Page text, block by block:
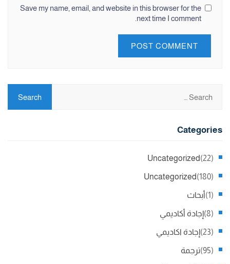
Save my name, email, and website in this browser for the
next time I comment.
Categories
Uncategorized (22)
Uncategorized (180)
أبحاث (1)
إجادة أكاديمي (8)
إجادة اكاديمي (23)
ترجمة (95)